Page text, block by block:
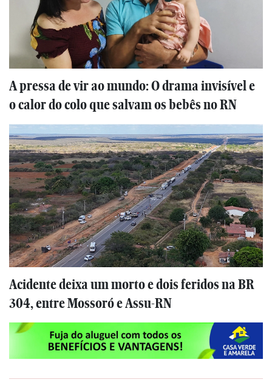
A pressa de vir ao mundo: O drama invisível e
o calor do colo que salvam os bebês no RN
Acidente deixa um morto e dois feridos na BR
304, entre Mossoró e Assu-RN